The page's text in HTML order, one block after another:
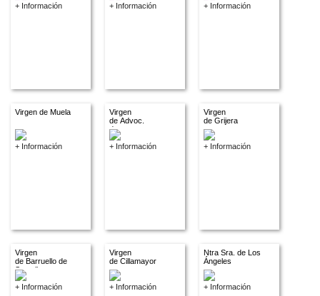
+ Información + Información + Información
Virgen de Muela
+ Información
Virgen
de Advoc.
descon.
+ Información
Virgen
de Grijera
+ Información
Virgen
de Barruello de
Santullan
+ Información
Virgen
de Cillamayor
+ Información
Ntra Sra. de Los
Ángeles
+ Información